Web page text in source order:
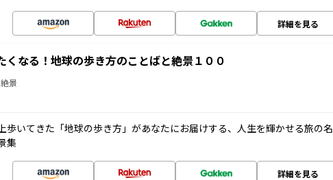
詳細を見る
くなる！地球の歩き方のことばと絶景１００
景
歩いてきた「地球の歩き方」があなたにお届けする、人生を輝かせる旅の名
集
詳細を見る